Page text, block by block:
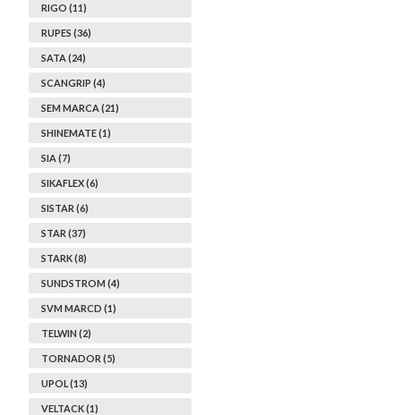
RIGO (11)
RUPES (36)
SATA (24)
SCANGRIP (4)
SEM MARCA (21)
SHINEMATE (1)
SIA (7)
SIKAFLEX (6)
SISTAR (6)
STAR (37)
STARK (8)
SUNDSTROM (4)
SVM MARCD (1)
TELWIN (2)
TORNADOR (5)
UPOL (13)
VELTACK (1)